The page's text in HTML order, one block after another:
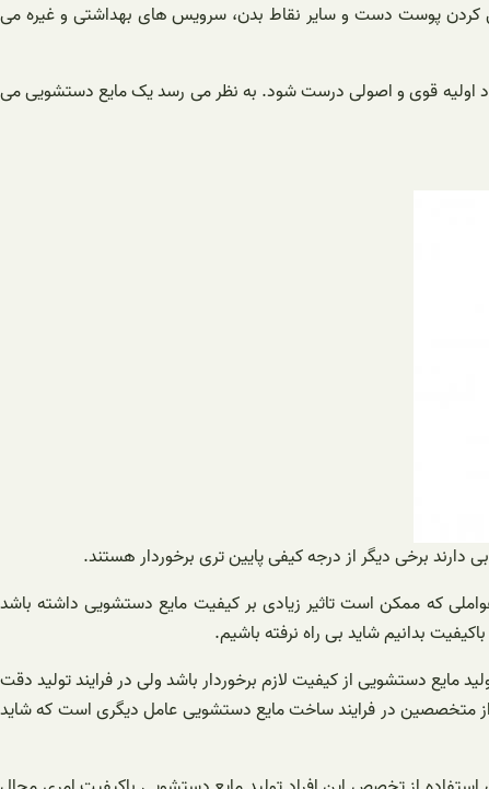
کردن پوست دست و سایر نقاط بدن، سرویس های بهداشتی و غیره می
اولیه قوی و اصولی درست شود. به نظر‌ می رسد یک مایع دستشویی می
برخی دیگر از درجه کیفی پایین تری برخوردار هستند.
که ممکن است تاثیر زیادی بر کیفیت مایع دستشویی داشته باشد
بدانیم شاید بی راه نرفته باشیم.
مایع دستشویی از کیفیت لازم برخوردار باشد ولی در فرایند تولید دقت
متخصصین در فرایند ساخت مایع دستشویی عامل دیگری است که شاید